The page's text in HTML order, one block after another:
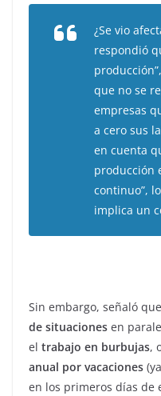
¿Se vio
respondió
que no se
empresas
a cero sus
en cuenta
producción
continuo”,
implica un
Sin embargo, señaló que
de situaciones en
el trabajo en burbujas,
anual por vacaciones
en los primeros días de